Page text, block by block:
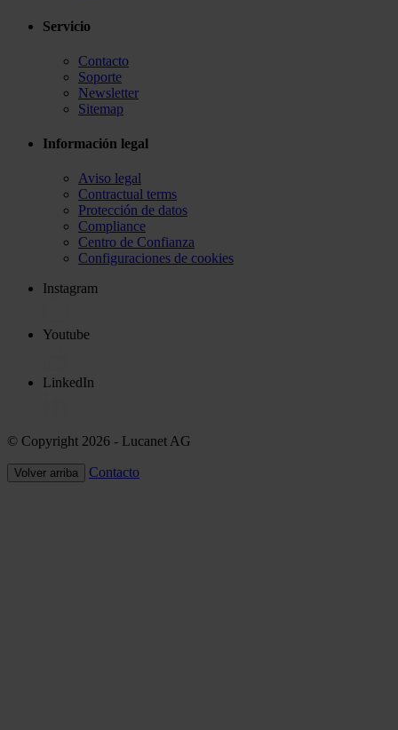
Servicio
Contacto
Soporte
Newsletter
Sitemap
Información legal
Aviso legal
Contractual terms
Protección de datos
Compliance
Centro de Confianza
Configuraciones de cookies
Instagram
Youtube
LinkedIn
© Copyright 2026 - Lucanet AG
Volver arriba Contacto